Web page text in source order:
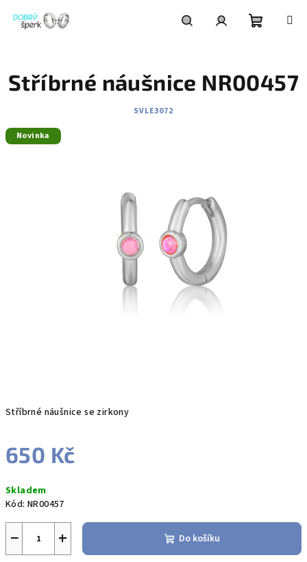
obsah
košík
Stříbrné náušnice se zirkony
650 Kč
cena:
Skladem
Kód: NR00457
+
− Do košíku
Stříbrné náušnice NR00457
SVLE3072
Novinka